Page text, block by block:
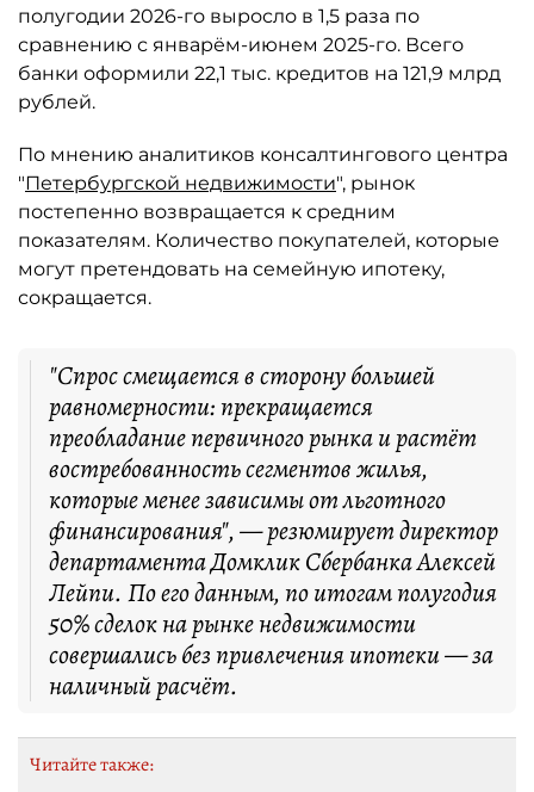
полугодии 2026-го выросло в 1,5 раза по
сравнению с январём-июнем 2025-го. Всего
банки оформили 22,1 тыс. кредитов на 121,9 млрд
рублей.
По мнению аналитиков консалтингового центра
"Петербургской недвижимости", рынок
постепенно возвращается к средним
показателям. Количество покупателей, которые
могут претендовать на семейную ипотеку,
сокращается.
"Спрос смещается в сторону большей
равномерности: прекращается
преобладание первичного рынка и растёт
востребованность сегментов жилья,
которые менее зависимы от льготного
финансирования", — резюмирует директор
департамента Домклик Сбербанка Алексей
Лейпи. По его данным, по итогам полугодия
50% сделок на рынке недвижимости
совершались без привлечения ипотеки — за
наличный расчёт.
Читайте также: